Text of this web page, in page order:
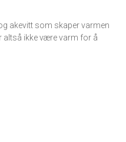
akevitt som skaper varmen
altså ikke være varm for å